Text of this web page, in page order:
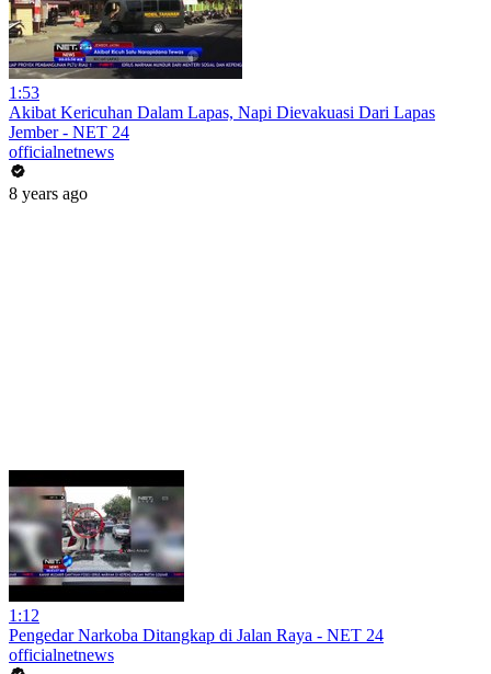
1:53
Akibat Kericuhan Dalam Lapas, Napi Dievakuasi Dari Lapas
Jember - NET 24
officialnetnews
8 years ago
1:12
Pengedar Narkoba Ditangkap di Jalan Raya - NET 24
officialnetnews